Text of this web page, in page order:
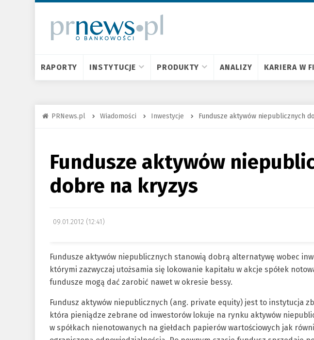
RAPORTY INSTYTUCJE PRODUKTY ANALIZY KARIERA W
PRNews.pl Wiadomości Inwestycje Fundusze aktywów niepublicznych
Fundusze aktywów
dobre na kryzys
09.01.2012 (12:41)
Fundusze aktywów niepublicznych stanowią dobrą alternatywę wobec
którymi zazwyczaj utożsamia się lokowanie kapitału w akcje spółek
fundusze mogą dać zarobić nawet w okresie bessy.
Fundusz aktywów niepublicznych (ang. private equity) jest to instytucja
która pieniądze zebrane od inwestorów lokuje na rynku aktywów
w spółkach nienotowanych na giełdach papierów wartościowych jak